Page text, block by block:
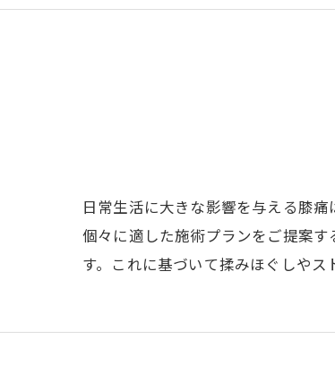
日常生活に大きな影響を与える膝
個々に適した施術プランをご提案
す。これに基づいて揉みほぐしや